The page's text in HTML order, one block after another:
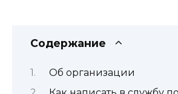
Содержание
Об организации